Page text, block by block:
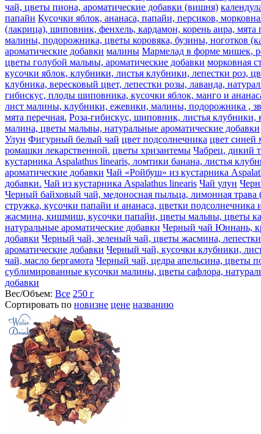
чай, цветы пиона, ароматические добавки (вишня)
папайи Кусочки яблок, ананаса, папайи, персиков,
(лакрица), шиповник, фенхель, кардамон, корень аира,
малины, подорожника, цветы коровяка, бузины, ноготков
ароматические добавки малины Мармелад в форме мишек,
цветы голубой мальвы, ароматические добавки морковная
кусочки яблок, клубники, листья клубники, лепестки роз,
клубника, вересковый цвет, лепестки розы, лаванда,
гибискус, плоды шиповника, кусочки яблок, манго и
лист малины, клубники, ежевики, малины, подорожника ,
мята перечная. Роза-гибискус, шиповник, листья клубники,
малина, цветы мальвы, натуральные ароматические добавки
Улун Фигурный белый чай цвет подсолнечника цвет синей
ромашки лекарственной. цветы хризантемы Чабрец, дикий
кустарника Aspalathus linearis, ломтики банана, листья
ароматические добавки Чай «Ройбуш» из кустарника
добавки. Чай из кустарника Aspalathus linearis Чай улун
Черный байховый чай, медоносная пыльца, лимонная трава
стружка, кусочки папайи и ананаса, цветки подсолнечника
жасмина, кишмиш, кусочки папайи, цветы мальвы, цветы
натуральные ароматические добавки Черный чай Юннань,
добавки Черный чай, зеленый чай, цветы жасмина,
ароматические добавки Черный чай, кусочки клубники,
чай, масло бергамота Черный чай, цедра апельсина, цветы
сублимированные кусочки малины, цветы сафлора,
добавки
Вес/Объем: Все 250 г
Сортировать по новизне цене названию